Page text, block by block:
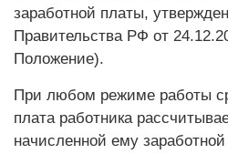
заработной платы,
Правительства РФ от
Положение).
При любом режиме работы
плата работника
начисленной ему